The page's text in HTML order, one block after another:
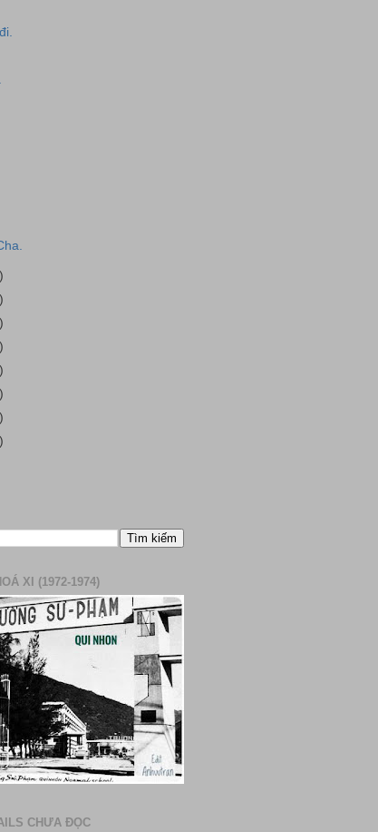
XI (1972-1974)
CHƯA ĐỌC